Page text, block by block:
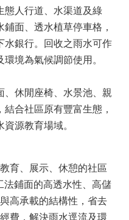
態人行道、水渠道及綠
面、透水植草停車格，
水銀行。回收之雨水可作
境為氣候調節使用。
、休閒座椅、水景池、親
合社區原有豐富生態，
源教育場域。
育、展示、休憩的社區
法鋪面的高透水性、高儲
高承載的結構性，省去
費，解決雨水逕流及環